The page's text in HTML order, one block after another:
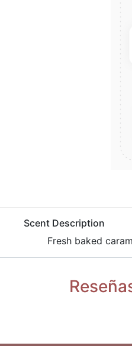
​Scent Description
Fresh baked